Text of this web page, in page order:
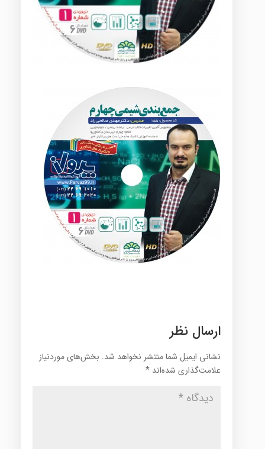
ارسال نظر
نشانی ایمیل شما منتشر نخواهد شد. بخش‌های موردنیاز
علامت‌گذاری شده‌اند *